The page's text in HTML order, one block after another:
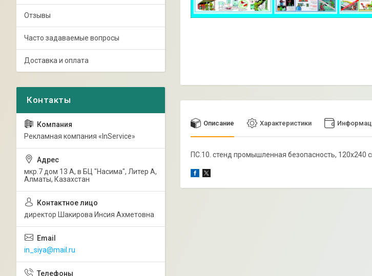
Описание Характеристики
ПС.10. стенд промышленная безопасность, 120х240
Отзывы
Часто задаваемые вопросы
Доставка и оплата
Рекламная компания «InService»
мкр.7 дом 13 А, в БЦ "Насима", Литер А,
Алматы, Казахстан
директор Шакирова Инсия Ахметовна
in_siya@mail.ru